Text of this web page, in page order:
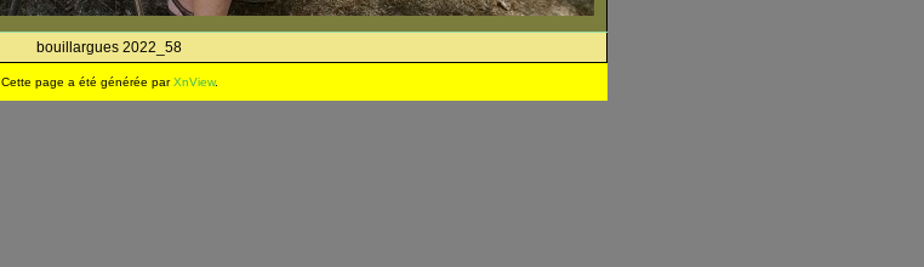
bouillargues 2022_58
Cette page a été générée parXnView.